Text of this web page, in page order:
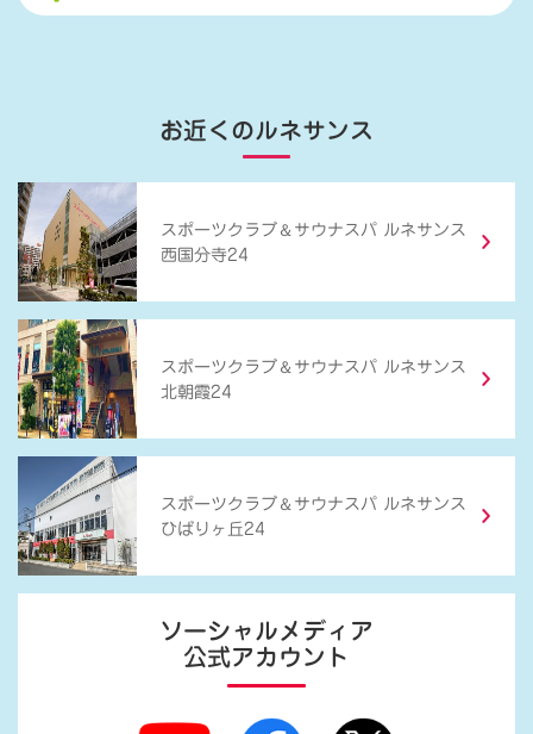
お近くのルネサンス
スポーツクラブ ＆ サウナスパ ルネサンス
西国分寺24
スポーツクラブ ＆ サウナスパ ルネサンス
北朝霞24
スポーツクラブ ＆ サウナスパ ルネサンス
ひばりヶ丘24
ソーシャルメディア
公式アカウント